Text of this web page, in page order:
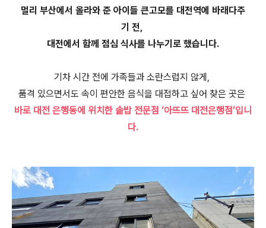
멀리 부산에서 올라와 준 아이들 큰고모를 대전역에 바래다주
기 전,
대전에서 함께 점심 식사를 나누기로 했습니다.
기차 시간 전에 가족들과 소란스럽지 않게,
품격 있으면서도 속이 편안한 음식을 대접하고 싶어 찾은 곳은
바로 대전 은행동에 위치한 솥밥 전문점 ‘아뜨뜨 대전은행점’입니
다.